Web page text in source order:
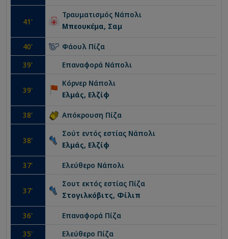
41 '
Τραυματισμός Νάπολι
Μπεουκέμα, Σαμ
40' Φάουλ Πίζα
39' Επαναφορά Νάπολι
39'
Κόρνερ Νάπολι
Ελμάς, Ελζίφ
38' Απόκρουση Πίζα
38'
Σούτ εντός εστίας Νάπολι
Ελμάς, Ελζίφ
37' Ελεύθερο Νάπολι
37'
Σουτ εκτός εστίας Πίζα
Στογιλκόβιτς, Φίλιπ
36' Επαναφορά Πίζα
35' Ελεύθερο Πίζα